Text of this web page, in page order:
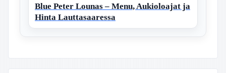
Blue Peter Lounas – Menu, Aukioloajat ja
Hinta Lauttasaaressa